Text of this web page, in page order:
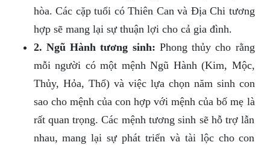
hòa. Các cặp tuổi có Thiên Can và Địa Chi tương
hợp sẽ mang lại sự thuận lợi cho cả gia đình.
2. Ngũ Hành tương sinh: Phong thủy cho rằng
mỗi người có một mệnh Ngũ Hành (Kim, Mộc,
Thủy, Hỏa, Thổ) và việc lựa chọn năm sinh con
sao cho mệnh của con hợp với mệnh của bố mẹ là
rất quan trọng. Các mệnh tương sinh sẽ hỗ trợ lẫn
nhau, mang lại sự phát triển và tài lộc cho con